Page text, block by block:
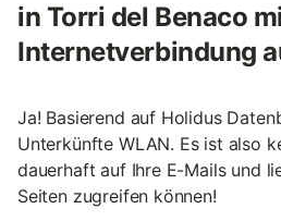
in Torri del Benaco
Internetverbindung
Ja! Basierend auf Holidus
Unterkünfte WLAN. Es ist also
dauerhaft auf Ihre E-Mails und
Seiten zugreifen können!